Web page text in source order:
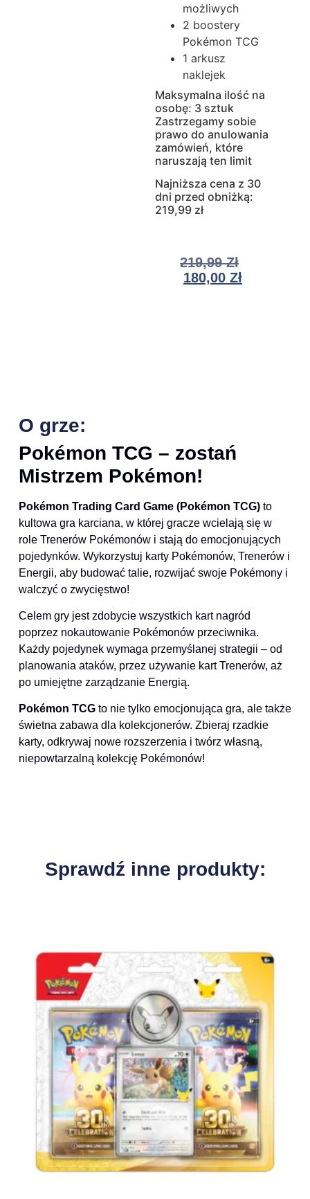
możliwych
2 boostery
Pokémon TCG
1 arkusz
naklejek
Maksymalna ilość na
osobę: 3 sztuk
Zastrzegamy sobie
prawo do anulowania
zamówień, które
naruszają ten limit
Najniższa cena z 30
dni przed obniżką:
219,99 zł
219,99Zł
180,00Zł
O grze:
Pokémon TCG – zostań
Mistrzem Pokémon!
Pokémon Trading Card Game (Pokémon TCG)to
kultowa gra karciana, w której gracze wcielają się w
role Trenerów Pokémonów i stają do emocjonujących
pojedynków. Wykorzystuj karty Pokémonów, Trenerów i
Energii, aby budować talie, rozwijać swoje Pokémony i
walczyć o zwycięstwo!
Celem gry jest zdobycie wszystkich kart nagród
poprzez nokautowanie Pokémonów przeciwnika.
Każdy pojedynek wymaga przemyślanej strategii – od
planowania ataków, przez używanie kart Trenerów, aż
po umiejętne zarządzanie Energią.
Pokémon TCGto nie tylko emocjonująca gra, ale także
świetna zabawa dla kolekcjonerów. Zbieraj rzadkie
karty, odkrywaj nowe rozszerzenia i twórz własną,
niepowtarzalną kolekcję Pokémonów!
Sprawdź inne produkty: